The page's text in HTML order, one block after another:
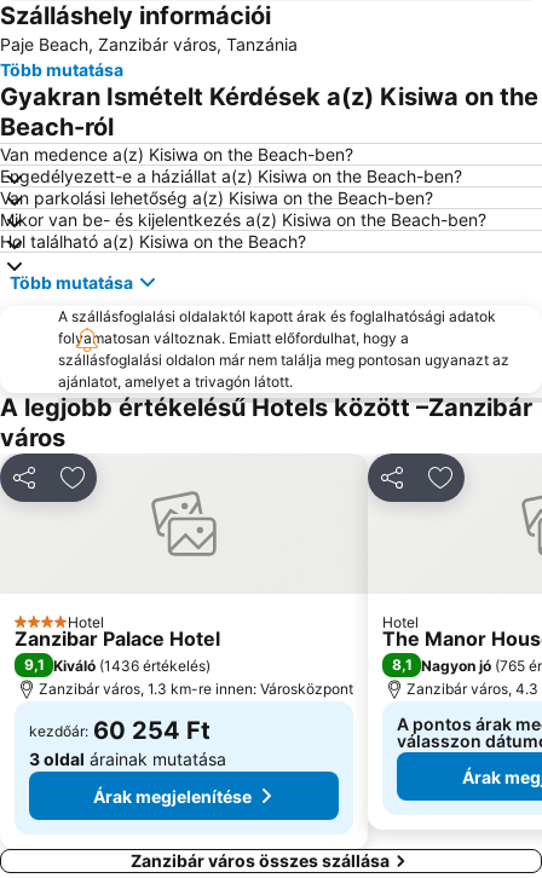
Szálláshely információi
Paje Beach, Zanzibár város, Tanzánia
Több mutatása
Gyakran Ismételt Kérdések a(z) Kisiwa on the
Beach-ról
Van medence a(z) Kisiwa on the Beach-ben?
Engedélyezett-e a háziállat a(z) Kisiwa on the Beach-ben?
Van parkolási lehetőség a(z) Kisiwa on the Beach-ben?
Mikor van be- és kijelentkezés a(z) Kisiwa on the Beach-ben?
Hol található a(z) Kisiwa on the Beach?
Több mutatása
A szállásfoglalási oldalaktól kapott árak és foglalhatósági adatok
folyamatosan változnak. Emiatt előfordulhat, hogy a
szállásfoglalási oldalon már nem találja meg pontosan ugyanazt az
ajánlatot, amelyet a trivagón látott.
A legjobb értékelésű Hotels között –Zanzibár
város
MegosztásHozzáadás a kedvencekhez
4 Kategória
Hotel
Zanzibar Palace Hotel
9,1 Kiváló (1436 értékelés)
Zanzibár város, 1.3 km-re innen: Városközpont
kezdőár: 60 254 Ft
3 oldal árainak mutatása
Árak megjelenítése
Megosztás
Hotel
The Manor
8,1 Nagyon jó (765
Zanzibár város,
A pontos árak
válasszon
Árak
Zanzibár város összes szállása